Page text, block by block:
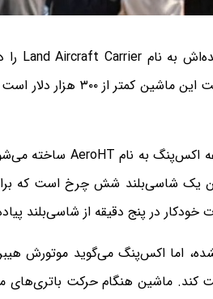
گفته این خودروساز چینی
یک شاسی‌بلند شش چرخ است که
در پنج دقیقه از شاسی‌بلند
اما اکس‌پنگ می‌گوید موتورش
کیلومتر حرکت کند. ماشین هنگام حرکت